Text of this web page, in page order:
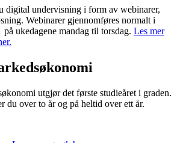
digital undervisning i form av webinarer,
Webinarer gjennomføres normalt i
ukedagene mandag til torsdag. Les mer
utgjør det første studieåret i graden.
du over to år og på heltid over ett år.